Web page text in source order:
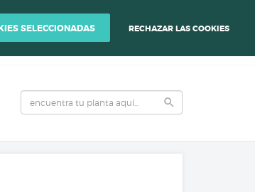
DE TUS PLANTAS.
search
SELECCIONADAS RECHAZAR LAS COOKIES